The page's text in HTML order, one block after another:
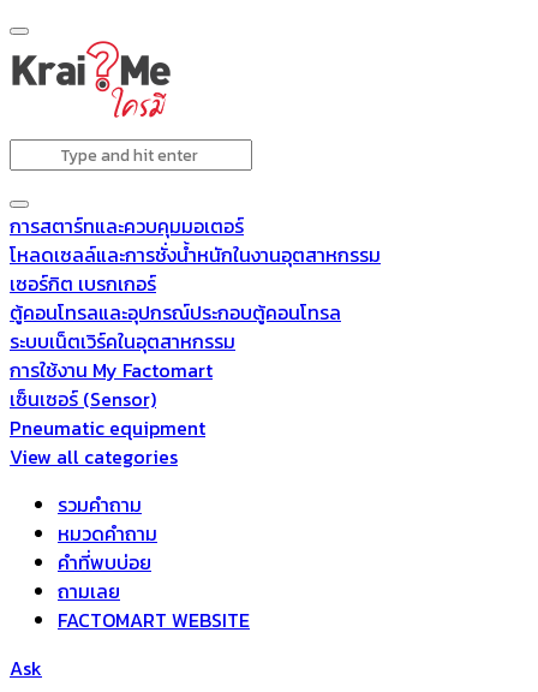
การสตาร์ทและควบคุมมอเตอร์
โหลดเซลล์และการชั่งน้ำหนักในงานอุตสาหกรรม
เซอร์กิต เบรกเกอร์
ตู้คอนโทรลและอุปกรณ์ประกอบตู้คอนโทรล
ระบบเน็ตเวิร์คในอุตสาหกรรม
การใช้งาน My Factomart
เซ็นเซอร์ (Sensor)
Pneumatic equipment
View all categories
รวมคำถาม
หมวดคำถาม
คำที่พบบ่อย
ถามเลย
FACTOMART WEBSITE
Ask